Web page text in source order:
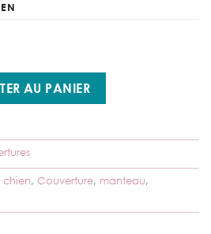
- Manteau Chien standard
AU PANIER
chien, Couverture, manteau,